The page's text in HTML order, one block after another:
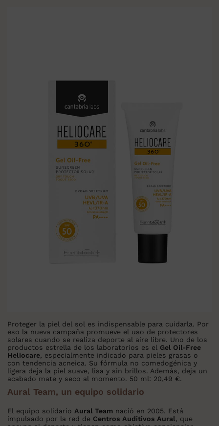
Proteger la piel del sol es indispensable para cuidarla. Por
eso la nueva campaña promueve el uso de protectores
solares cuando se realiza deporte al aire libre. Uno de los
productos estrella de los laboratorios es el Gel Oil-Free
Heliocare, especialmente indicado para pieles grasas o
con tendencia acneica. Su fórmula no comedogénica y
ligera deja la piel suave, lisa y sin brillos. Además, deja un
acabado mate y seco al momento. 50 ml: 20,49 €.
Aural Team, un equipo solidario
El equipo solidario Aural Team nació en 2005. Está
impulsado por la red de Centros Auditivos Aural, que